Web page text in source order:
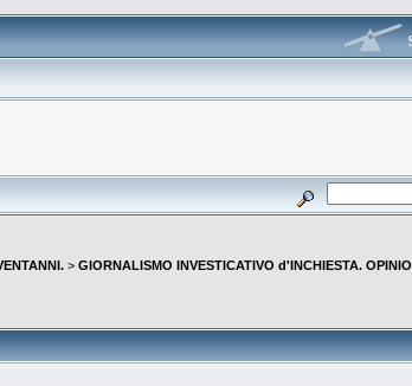
> GIORNALISMO INVESTICATIVO d'INCHIESTA.